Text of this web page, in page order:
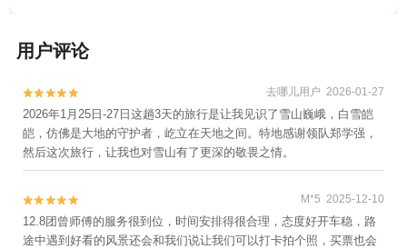
用户评论

 去哪儿用户 2026-01-27
2026年1月25日-27日这趟3天的旅行是让我见识了雪山巍峨，白雪皑
皑，仿佛是大地的守护者，屹立在天地之间。特地感谢领队郑学强，
然后这次旅行，让我也对雪山有了更深的敬畏之情。

 M*5 2025-12-10
12.8团曾师傅的服务很到位，时间安排得很合理，态度好开车稳，路
途中遇到好看的风景还会和我们说让我们可以打卡拍个照，买票也会